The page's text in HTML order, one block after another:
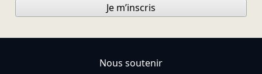
Je m’inscris
Nous soutenir